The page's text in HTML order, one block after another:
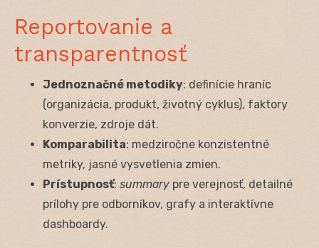
Reportovanie a
transparentnosť
Jednoznačné metodiky: definície hraníc
(organizácia, produkt, životný cyklus), faktory
konverzie, zdroje dát.
Komparabilita: medziročne konzistentné
metriky, jasné vysvetlenia zmien.
Prístupnosť: summary pre verejnosť, detailné
prílohy pre odborníkov, grafy a interaktívne
dashboardy.